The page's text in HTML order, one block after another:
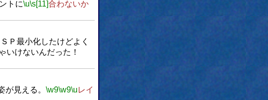
トに\u\s[11]合わないか
Ｐ最小化したけどよく
いけないんだった！
見える。 \w9\w9\uレイ